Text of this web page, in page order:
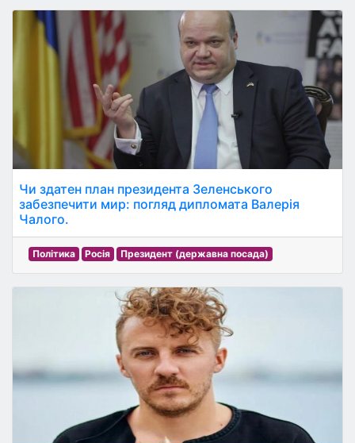
Чи здатен план президента Зеленського
забезпечити мир: погляд дипломата Валерія
Чалого.
Політика Росія Президент (державна посада)